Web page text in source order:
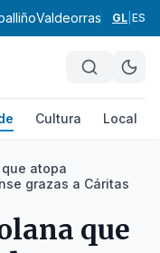
Valdeorras Verín A
GL ES
Cultura Local
atopa
grazas a Cáritas
que